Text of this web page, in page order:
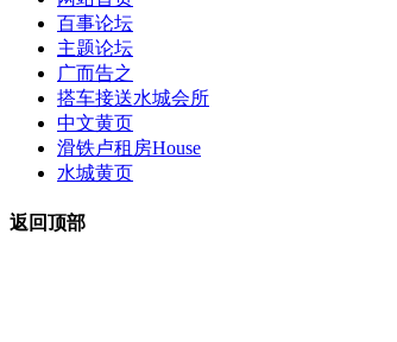
百事论坛
主题论坛
广而告之
搭车接送水城会所
中文黄页
滑铁卢租房House
水城黄页
返回顶部